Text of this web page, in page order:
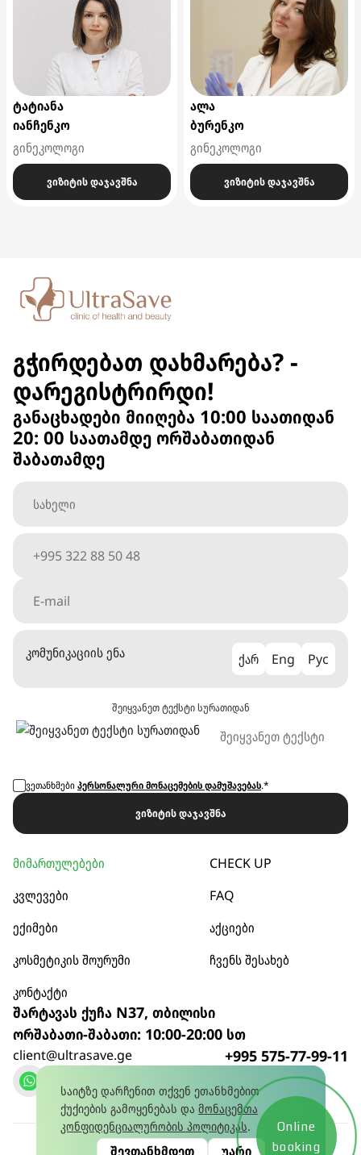
ტატიანა
იანჩენკო
გინეკოლოგი
ვიზიტის დაჯავშნა
ალა
ბურენკო
გინეკოლოგი
ვიზიტის დაჯავშნა
საიტზე დარჩენით თქვენ ეთანხმებით
ქუქიების გამოყენებას და მონაცემთა
კონფიდენციალურობის პოლიტიკას.
შევთანხმდეთ უარი
გჭირდებათ დახმარება? -
დარეგისტრირდი!
განაცხადები მიიღება 10:00 საათიდან
20: 00 საათამდე ორშაბათიდან
შაბათამდე
კომუნიკაციის ენა ქარ Eng Рус
შეიყვანეთ ტექსტი სურათიდან
ვეთანხმებიპერსონალური მონაცემების დამუშავებას.*
ვიზიტის დაჯავშნა
მიმართულებები
CHECK UP
კვლევები
FAQ
ექიმები
აქციები
კოსმეტიკის შოურუმი
ჩვენს შესახებ
კონტაქტი
შარტავას ქუჩა N37, თბილისი
ორშაბათი-შაბათი: 10:00-20:00 სთ
client@ultrasave.ge +995 575-77-99-11
დარეკვა
კონფიდენციალურობის პოლიტიკა© 2026
Online
booking